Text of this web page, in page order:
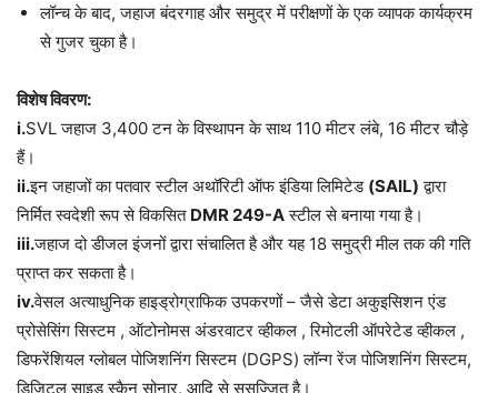
लॉन्च के बाद, जहाज बंदरगाह और समुद्र में परीक्षणों के एक व्यापक कार्यक्रम
से गुजर चुका है।
विशेष विवरण:
i.SVL जहाज 3,400 टन के विस्थापन के साथ 110 मीटर लंबे, 16 मीटर चौड़े
हैं।
ii.इन जहाजों का पतवार स्टील अथॉरिटी ऑफ इंडिया लिमिटेड (SAIL) द्वारा
निर्मित स्वदेशी रूप से विकसित DMR 249-Aस्टील से बनाया गया है।
iii.जहाज दो डीजल इंजनों द्वारा संचालित है और यह 18 समुद्री मील तक की गति
प्राप्त कर सकता है।
iv.वेसल अत्याधुनिक हाइड्रोग्राफिक उपकरणों – जैसे डेटा अकुइसिशन एंड
प्रोसेसिंग सिस्टम , ऑटोनोमस अंडरवाटर व्हीकल , रिमोटली ऑपरेटेड व्हीकल ,
डिफरेंशियल ग्लोबल पोजिशनिंग सिस्टम (DGPS) लॉन्ग रेंज पोजिशनिंग सिस्टम,
डिजिटल साइड स्कैन सोनार, आदि से सुसज्जित है।